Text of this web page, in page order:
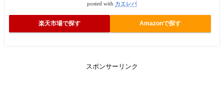
posted with カエレバ
楽天市場で探す Amazonで探す
スポンサーリンク